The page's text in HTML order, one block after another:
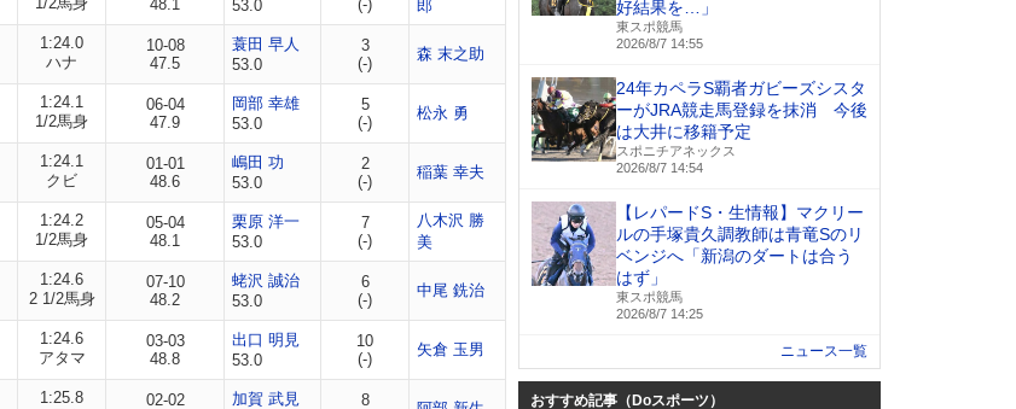
48.1
53.0
(-)
郎
1:24.0
ハナ
10-08
47.5
蓑田 早人
53.0
3
(-)
森 末之助
1:24.1
1/2馬身
06-04
47.9
岡部 幸雄
53.0
5
(-)
松永 勇
1:24.1
クビ
01-01
48.6
嶋田 功
53.0
2
(-)
稲葉 幸夫
1:24.2
1/2馬身
05-04
48.1
栗原 洋一
53.0
7
(-)
八木沢 勝
美
1:24.6
2 1/2馬身
07-10
48.2
蛯沢 誠治
53.0
6
(-)
中尾 銑治
1:24.6
アタマ
03-03
48.8
出口 明見
53.0
10
(-)
矢倉 玉男
1:25.8
02-02
加賀 武見
8
好結果を…」
東スポ競馬
2026/8/7 14:55
24年カペラS覇者ガビーズシスタ
ーがJRA競走馬登録を抹消 今後
は大井に移籍予定
スポニチアネックス
2026/8/7 14:54
【レパードS・生情報】マクリー
ルの手塚貴久調教師は青竜Sのリ
ベンジへ「新潟のダートは合う
はず」
東スポ競馬
2026/8/7 14:25
ニュース一覧
おすすめ記事（Doスポーツ）